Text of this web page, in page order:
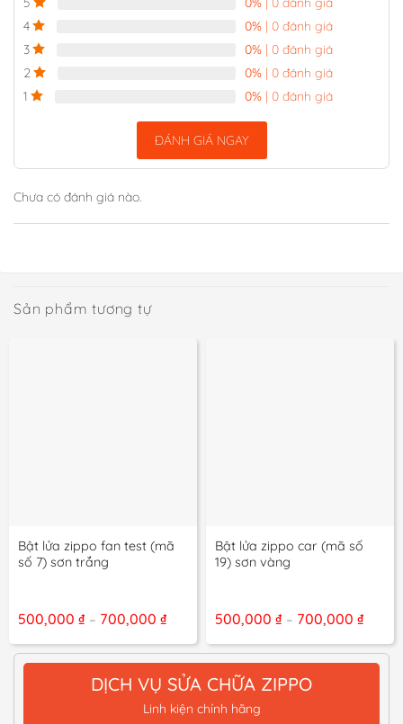
4
0% | 0 đánh giá
3
0% | 0 đánh giá
2
0% | 0 đánh giá
1
0% | 0 đánh giá
ĐÁNH GIÁ NGAY
Chưa có đánh giá nào.
Sản phẩm tương tự
Bật lửa zippo fan test (mã
số 7) sơn trắng
500,000 ₫ – 700,000 ₫Khoảng
từ
500,000 ₫
đến
700,000 ₫
Bật lửa zippo car (mã số
19) sơn vàng
500,000 ₫ – 700,000 ₫
từ
đến
DỊCH VỤ SỬA CHỮA ZIPPO
Linh kiện chính hãng